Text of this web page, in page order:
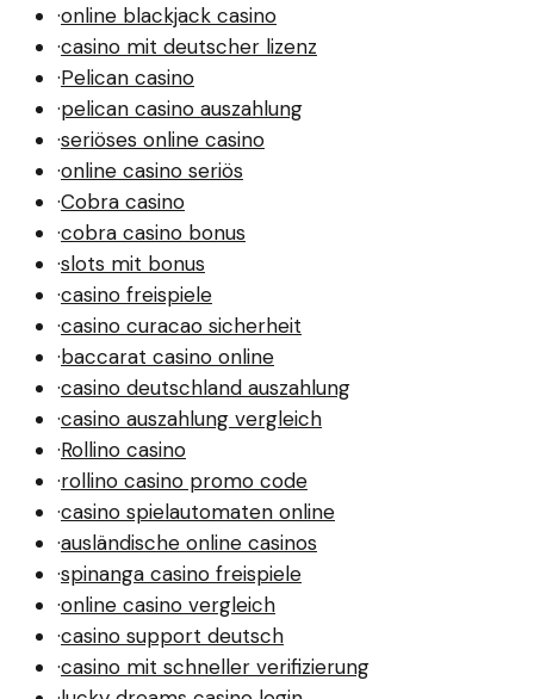
·online blackjack casino
·casino mit deutscher lizenz
·Pelican casino
·pelican casino auszahlung
·seriöses online casino
·online casino seriös
·Cobra casino
·cobra casino bonus
·slots mit bonus
·casino freispiele
·casino curacao sicherheit
·baccarat casino online
·casino deutschland auszahlung
·casino auszahlung vergleich
·Rollino casino
·rollino casino promo code
·casino spielautomaten online
·ausländische online casinos
·spinanga casino freispiele
·online casino vergleich
·casino support deutsch
·casino mit schneller verifizierung